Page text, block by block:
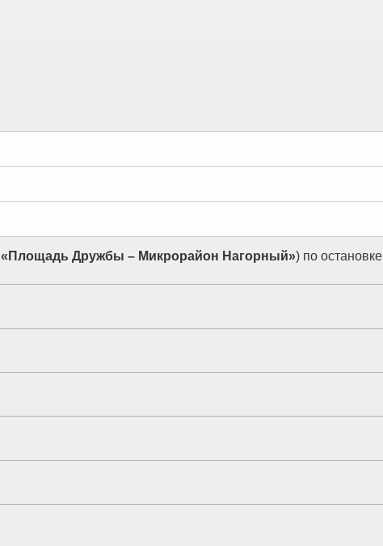
«Площадь Дружбы – Микрорайон Нагорный») по остановке